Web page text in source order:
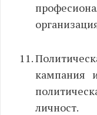
кампания
личност.